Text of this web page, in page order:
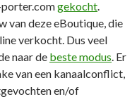
gekocht
van deze eBoutique, die
verkocht. Dus veel
naar de beste modus . Er
van een kanaalconflict,
en/of